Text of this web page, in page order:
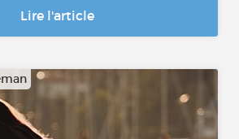
Lire l'article